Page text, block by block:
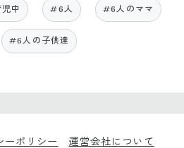
中 #6人 #6人のママ
#6人の子供達
ーポリシー 運営会社について